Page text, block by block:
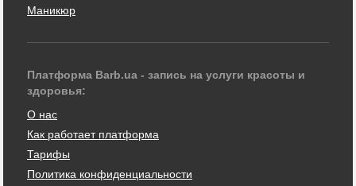
Маникюр
Платформа Barb.ua - запись на услуги красоты и
здоровья:
О нас
Как работает платформа
Тарифы
Политика конфиденциальности